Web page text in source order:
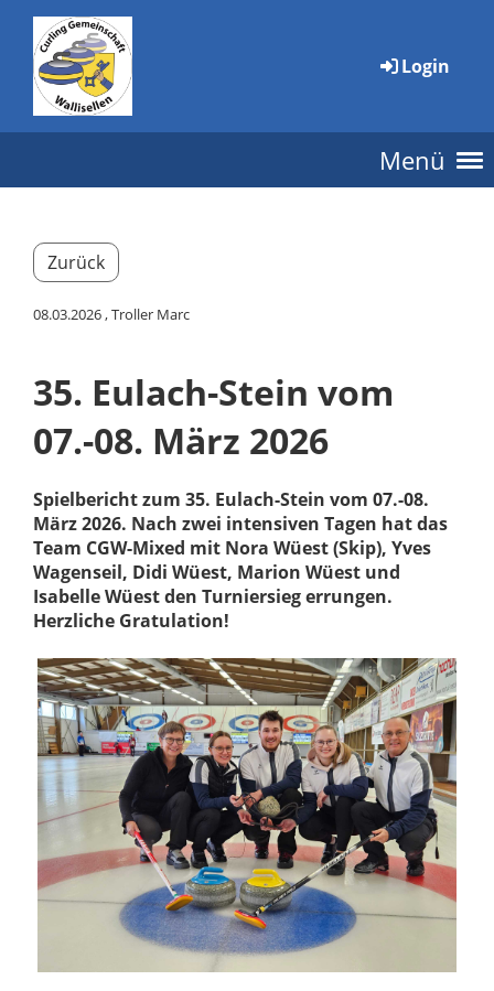
Login
Menü
Zurück
08.03.2026, Troller Marc
35. Eulach-Stein vom
07.-08. März 2026
Spielbericht zum 35. Eulach-Stein vom 07.-08.
März 2026. Nach zwei intensiven Tagen hat das
Team CGW-Mixed mit Nora Wüest (Skip), Yves
Wagenseil, Didi Wüest, Marion Wüest und
Isabelle Wüest den Turniersieg errungen.
Herzliche Gratulation!